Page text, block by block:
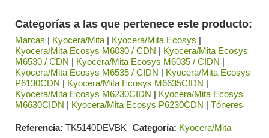
Categorías a las que pertenece este producto:
Marcas | Kyocera/Mita | Kyocera/Mita Ecosys |
Kyocera/Mita Ecosys M6030 / CDN | Kyocera/Mita Ecosys
M6530 / CDN | Kyocera/Mita Ecosys M6035 / CIDN |
Kyocera/Mita Ecosys M6535 / CIDN | Kyocera/Mita Ecosys
P6130CDN | Kyocera/Mita Ecosys M6635CIDN |
Kyocera/Mita Ecosys M6230CIDN | Kyocera/Mita Ecosys
M6630CIDN | Kyocera/Mita Ecosys P6230CDN | Tóneres
Referencia TK5140DEVBK Categoría Kyocera/Mita